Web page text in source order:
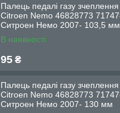
Палець педалі газу
Citroen Nemo 46828773
Ситроен Немо 2007- 103,5 мм
В наявності
95 ₴
Палець педалі газу
Citroen Nemo 46828773
Ситроен Немо 2007- 130 мм